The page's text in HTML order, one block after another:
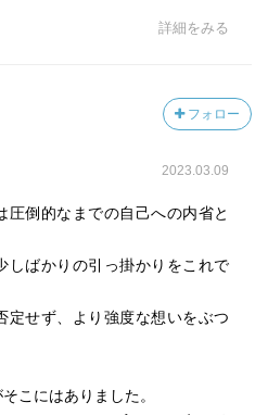
詳細をみる
フォロー
2023.03.09
圧倒的なまでの自己への内省と
しばかりの引っ掛かりをこれで
定せず、より強度な想いをぶつ
こにはありました。